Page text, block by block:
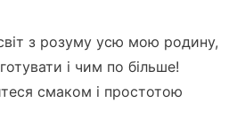
з розуму усю мою родину,
і чим по більше!
смаком і простотою